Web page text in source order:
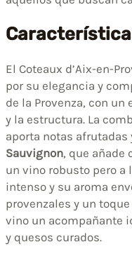
El Coteaux d’Aix-en-
por su elegancia y
de la Provenza, con
y la estructura. La
aporta notas afrutadas
Sauvignon, que añade
un vino robusto pero a
intenso y su aroma
provenzales y un
vino un acompañante
y quesos curados.